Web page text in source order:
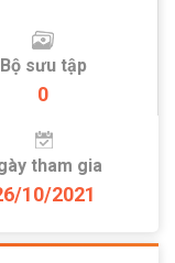
Bộ sưu tập
0
tham gia
10/2021